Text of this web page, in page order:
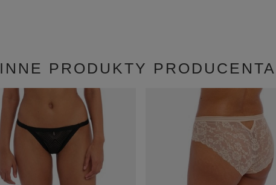
INNE PRODUKTY